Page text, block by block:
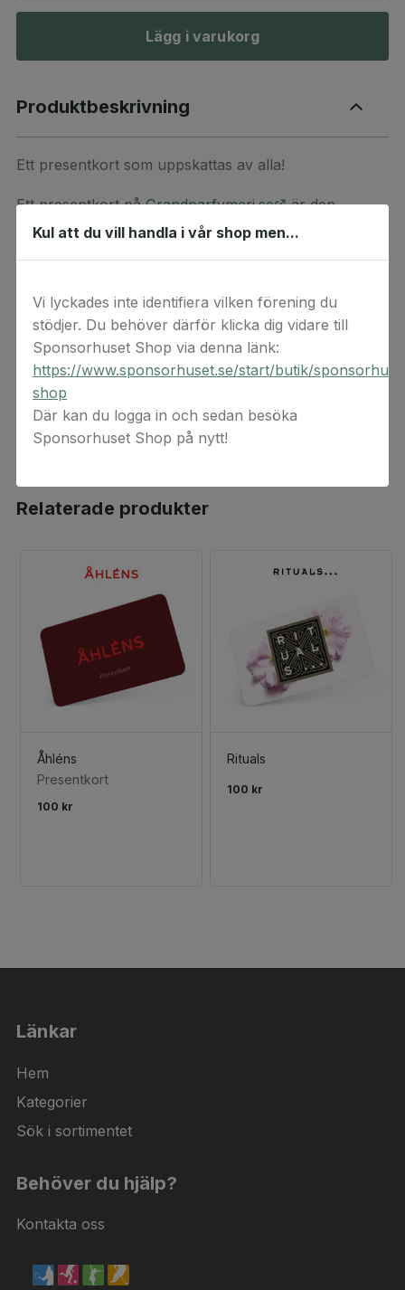
Lägg i varukorg
Produktbeskrivning
Ett presentkort som uppskattas av alla!
Ett presentkort påGrandparfymeri.se
är den
perfekta presenten för alla som älskar skönhet,
urval av skönhetsprodukter.
Detta är en digital produkt. Digital(a) värdekod(er)
levereras via e-post. Observera att ångerrätten inte
gäller för beställningar av digital(a) värdekod(er) då
koderna anses förbrukade vid köptillfället.
Relaterade produkter
Åhléns
Presentkort
100 kr
Rituals
100 kr
Länkar
Hem
Kategorier
Sök i sortimentet
Behöver du hjälp?
Kontakta oss
Kul att du vill handla i vår shop men...
Vi lyckades inte identifiera vilken förening du
stödjer. Du behöver därför klicka dig vidare till
Sponsorhuset Shop via denna länk:
https://www.sponsorhuset.se/start/butik/
shop
Där kan du logga in och sedan besöka
Sponsorhuset Shop på nytt!